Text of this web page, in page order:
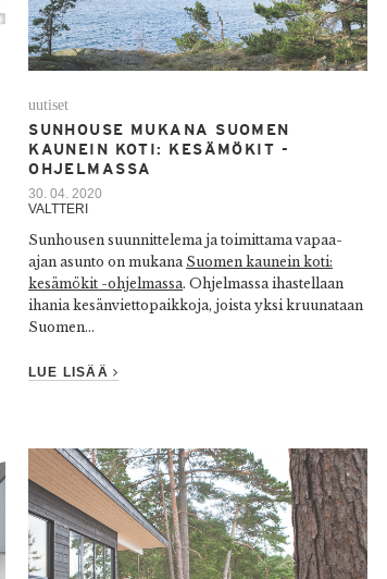
uutiset
SUNHOUSE MUKANA SUOMEN
KAUNEIN KOTI: KESÄMÖKIT -
OHJELMASSA
30. 04. 2020
VALTTERI
Sunhousen suunnittelema ja toimittama vapaa-
ajan asunto on mukana Suomen kaunein koti:
kesämökit -ohjelmassa. Ohjelmassa ihastellaan
ihania kesänviettopaikkoja, joista yksi kruunataan
Suomen...
LUE LISÄÄ